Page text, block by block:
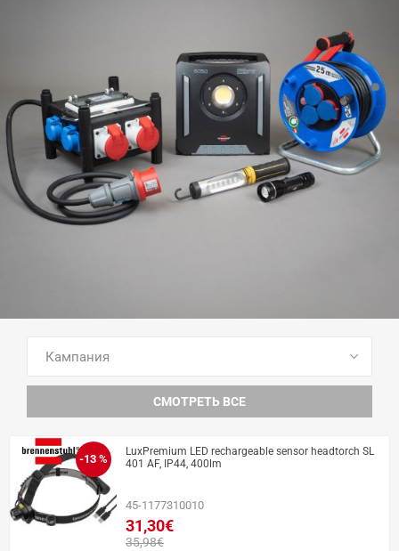
ПОСМОТРЕТЬ ВСЕ ТОВАРЫ
СМОТРЕТЬ ВСЕ
-13 %
LuxPremium LED rechargeable sensor headtorch SL
401 AF, IP44, 400lm
45-1177310010
31,30€
35,98€